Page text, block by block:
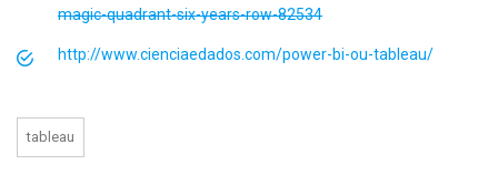
magic-quadrant-six-years-row-82534
http://www.cienciaedados.com/power-bi-ou-tableau/
tableau